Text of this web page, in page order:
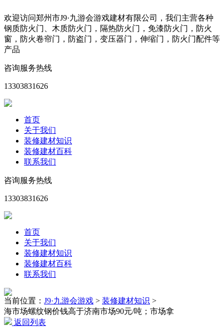
欢迎访问郑州市J9·九游会游戏建材有限公司，我们主营各种
钢质防火门、木质防火门，隔热防火门，免漆防火门，防火
窗，防火卷帘门，防盗门，变压器门，伸缩门，防火门配件等
产品
咨询服务热线
13303831626
首页
关于我们
装修建材知识
装修建材百科
联系我们
咨询服务热线
13303831626
首页
关于我们
装修建材知识
装修建材百科
联系我们
当前位置： J9·九游会游戏 > 装修建材知识 >
海市场螺纹钢价钱高于济南市场90元/吨；市场拿
返回列表